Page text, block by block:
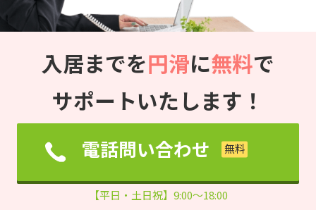
入居までを円滑に無料で
サポートいたします！
電話問い合わせ
【平日・土日祝】9:00～18:00